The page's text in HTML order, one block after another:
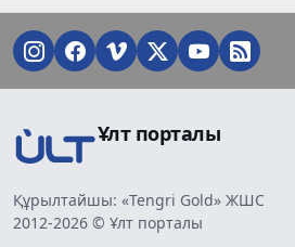
Ұлт порталы
Құрылтайшы: «Tengri Gold» ЖШС
2012-2026 © Ұлт порталы